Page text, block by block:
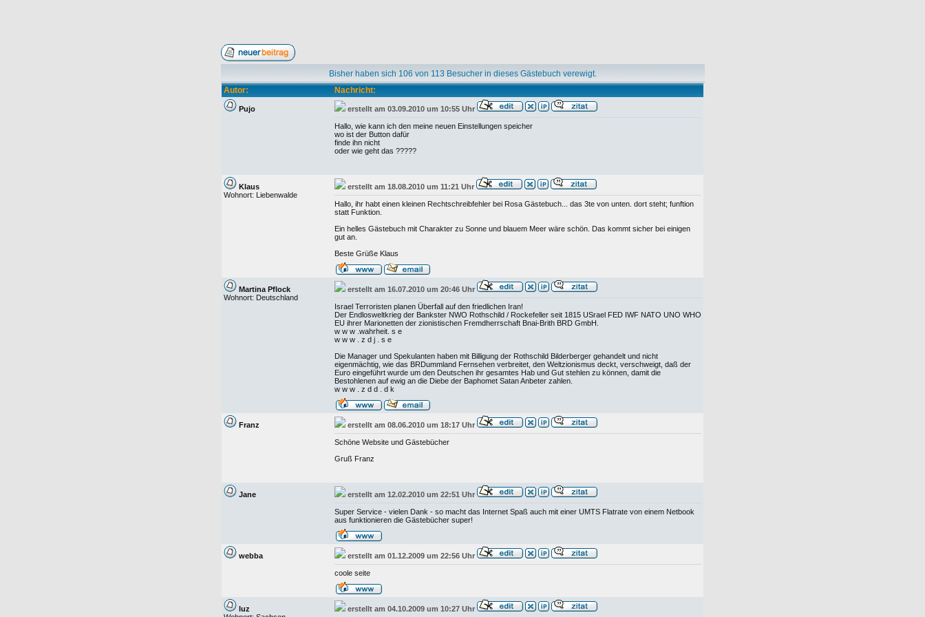
Bisher haben sich 106 von 113 Besucher in dieses Gästebuch verewigt.
Autor:
Nachricht:
Pujo erstellt am 03.09.2010 um 10:55 Uhr
Hallo, wie kann ich den meine neuen Einstellungen speicher
wo ist der Button dafür
finde ihn nicht
oder wie geht das ?????
Klaus
Wohnort: Liebenwalde
erstellt am 18.08.2010 um 11:21 Uhr
Hallo, ihr habt einen kleinen Rechtschreibfehler bei Rosa Gästebuch... das 3te von unten. dort steht; funftion
statt Funktion.
Ein helles Gästebuch mit Charakter zu Sonne und blauem Meer wäre schön. Das kommt sicher bei einigen
gut an.
Beste Grüße Klaus
Martina Pflock
Wohnort: Deutschland
erstellt am 16.07.2010 um 20:46 Uhr
Israel Terroristen planen Überfall auf den friedlichen Iran!
Der Endlosweltkrieg der Bankster NWO Rothschild / Rockefeller seit 1815 USrael FED IWF NATO UNO WHO
EU ihrer Marionetten der zionistischen Fremdherrschaft Bnai-Brith BRD GmbH.
w w w .wahrheit. s e
w w w . z d j . s e
Die Manager und Spekulanten haben mit Billigung der Rothschild Bilderberger gehandelt und nicht
eigenmächtig, wie das BRDummland Fernsehen verbreitet, den Weltzionismus deckt, verschweigt, daß der
Euro eingeführt wurde um den Deutschen ihr gesamtes Hab und Gut stehlen zu können, damit die
Bestohlenen auf ewig an die Diebe der Baphomet Satan Anbeter zahlen.
w w w . z d d . d k
Franz erstellt am 08.06.2010 um 18:17 Uhr
Schöne Website und Gästebücher
Gruß Franz
Jane erstellt am 12.02.2010 um 22:51 Uhr
Super Service - vielen Dank - so macht das Internet Spaß auch mit einer UMTS Flatrate von einem Netbook
aus funktionieren die Gästebücher super!
webba erstellt am 01.12.2009 um 22:56 Uhr
coole seite
luz
erstellt am 04.10.2009 um 10:27 Uhr